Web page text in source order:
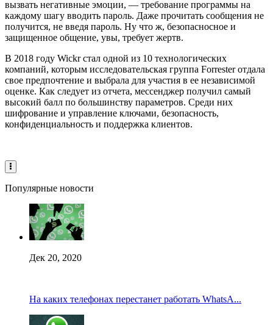
вызвать негативные эмоции, — требование программы на
каждому шагу вводить пароль. Даже прочитать сообщения не
получится, не введя пароль. Ну что ж, безопасносное и
защищенное общение, увы, требует жертв.
В 2018 году Wickr стал одной из 10 технологических
компаний, которым исследовательская группа Forrester отдала
свое предпочтение и выбрала для участия в ее независимой
оценке. Как следует из отчета, мессенджер получил самый
высокий балл по большинству параметров. Среди них
шифрование и управление ключами, безопасность,
конфиденциальность и поддержка клиентов.
Популярные новости
Дек 20, 2020
На каких телефонах перестанет работать WhatsA...